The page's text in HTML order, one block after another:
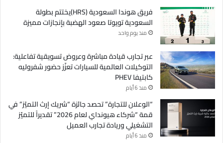
فريق هوندا السعودية (HRS)يختتم بطولة
السعودية تويوتا صعود الهضبة بإنجازات مميزة
منذ يوم واحد
عبر تجارب قيادة مباشرة وعروض تسويقية تفاعلية:
التوكيلات العالمية للسيارات تعزّز حضور شفروليه
كابتيفا PHEV
منذ 6 أيام
“الوعلان للتجارة” تحصد جائزة “شريك إرث التميّز” في
قمة “شركاء هيونداي لعام 2026” تقديراً للتميّز
التشغيلي وريادة تجارب العميل
منذ 6 أيام